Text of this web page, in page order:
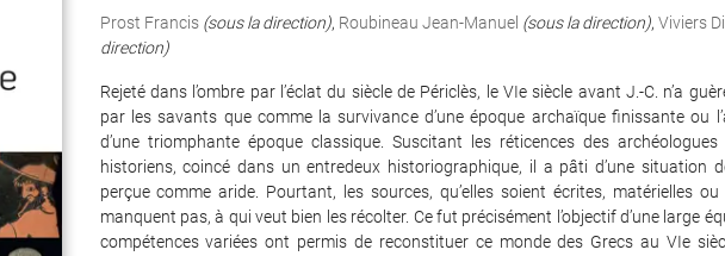
Prost Francis (sous la direction), Roubineau Jean-Manuel (sous la direction), Viviers
direction)
Rejeté dans l’ombre par l’éclat du siècle de Périclès, le VIe siècle avant J.-C. n’a
par les savants que comme la survivance d’une époque archaïque finissante ou
d’une triomphante époque classique. Suscitant les réticences des
historiens, coincé dans un entredeux historiographique, il a pâti d’une situation
perçue comme aride. Pourtant, les sources, qu’elles soient écrites, matérielles ou
manquent pas, à qui veut bien les récolter. Ce fut précisément l’objectif d’une large
compétences variées ont permis de reconstituer ce monde des Grecs au VIe